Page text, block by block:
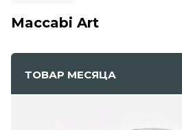
ТОВАР МЕСЯЦА
Maccabi Art